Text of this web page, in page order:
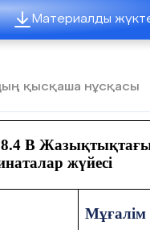
-ның градустық өлшемін
орта білім беру
арналған «Геометрия»
бағдарламасы.
фигуралардың негізгі
және белгілерін
Материалды
қысқаша нұсқасы
В
жүйесі